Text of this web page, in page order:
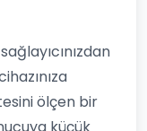
ölçen bir
küçük